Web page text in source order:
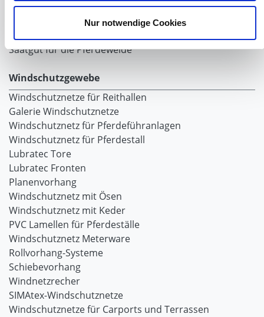
Nur notwendige Cookies
Geflügeltränken Ratgeber
Milchfieberprophylaxe
Stallapotheke für Hühner
Saatgut für die Pferdeweide
Windschutzgewebe
Windschutznetze für Reithallen
Galerie Windschutznetze
Windschutznetz für Pferdeführanlagen
Windschutznetz für Pferdestall
Lubratec Tore
Lubratec Fronten
Planenvorhang
Windschutznetz mit Ösen
Windschutznetz mit Keder
PVC Lamellen für Pferdeställe
Windschutznetz Meterware
Rollvorhang-Systeme
Schiebevorhang
Windnetzrecher
SIMAtex-Windschutznetze
Windschutznetze für Carports und Terrassen